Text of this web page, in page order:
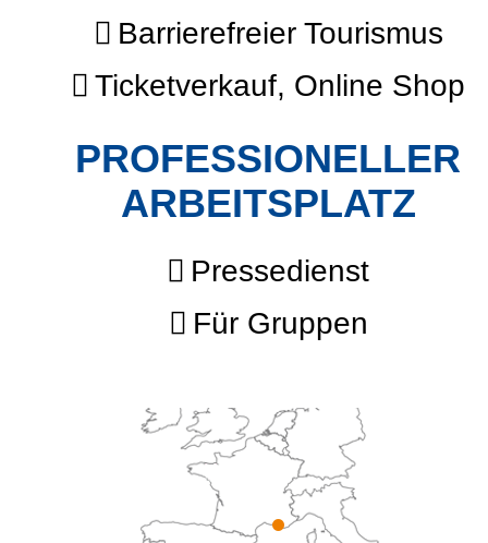
Barrierefreier Tourismus
Ticketverkauf, Online Shop
PROFESSIONELLER
ARBEITSPLATZ
Pressedienst
Für Gruppen